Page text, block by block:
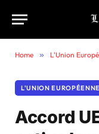
Home » L'Union
L'UNION EUROPÉENNE
Accord